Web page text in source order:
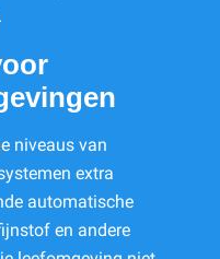
niveaus van
extra
automatische
en andere